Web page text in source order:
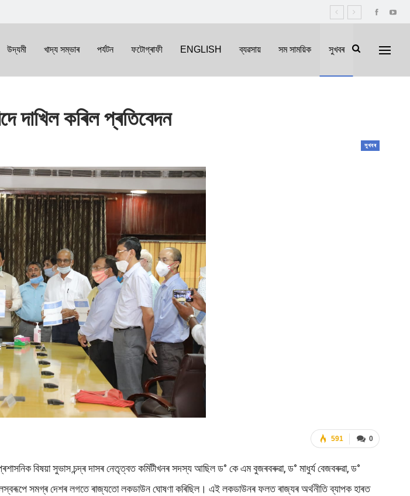
উদ্যমী খাদ্য সম্ভাৰ পৰ্যটন ফটোগ্ৰাফী ENGLISH ব্যৱসায় সম সাময়িক সুখবৰ
দাখিল কৰিল প্ৰতিবেদন
সুখবৰ
0
591
বিষয়া সুভাস চন্দ্ৰ দাসৰ নেতৃত্বত কমিটীখনৰ সদস্য আছিল ড° কে এম বুজৰবৰুৱা, ড° মাধুৰ্য বেজবৰুৱা, ড°
সমগ্ৰ দেশৰ লগতে ৰাজ্যতো লকডাউন ঘোষণা কৰিছিল। এই লকডাউনৰ ফলত ৰাজ্যৰ অৰ্থনীতি ব্যাপক হাৰত